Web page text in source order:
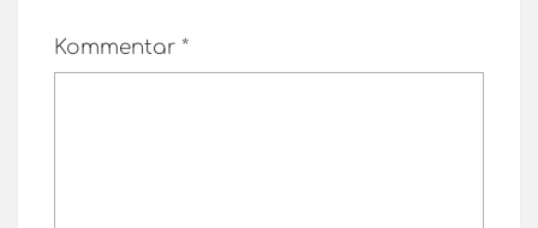
Kommentar *